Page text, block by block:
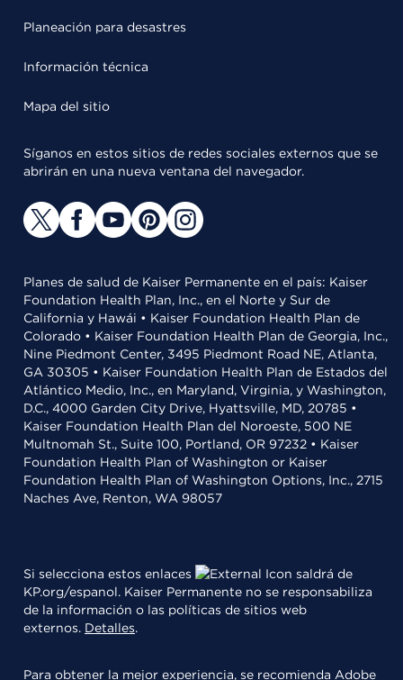
Planeación para desastres
Información técnica
Mapa del sitio
Síganos en estos sitios de redes sociales externos que se
abrirán en una nueva ventana del navegador.
Planes de salud de Kaiser Permanente en el país: Kaiser
Foundation Health Plan, Inc., en el Norte y Sur de
California y Hawái • Kaiser Foundation Health Plan de
Colorado • Kaiser Foundation Health Plan de Georgia, Inc.,
Nine Piedmont Center, 3495 Piedmont Road NE, Atlanta,
GA 30305 • Kaiser Foundation Health Plan de Estados del
Atlántico Medio, Inc., en Maryland, Virginia, y Washington,
D.C., 4000 Garden City Drive, Hyattsville, MD, 20785 •
Kaiser Foundation Health Plan del Noroeste, 500 NE
Multnomah St., Suite 100, Portland, OR 97232 • Kaiser
Foundation Health Plan of Washington or Kaiser
Foundation Health Plan of Washington Options, Inc., 2715
Naches Ave, Renton, WA 98057
Si selecciona estos enlaces
saldrá de
KP.org/espanol. Kaiser Permanente no se responsabiliza
de la información o las políticas de sitios web
externos. Detalles.
Para obtener la mejor experiencia, se recomienda Adobe